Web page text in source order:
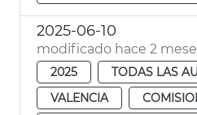
2025-06-10
modificado hace 2
2025
TODAS LAS
VALENCIA